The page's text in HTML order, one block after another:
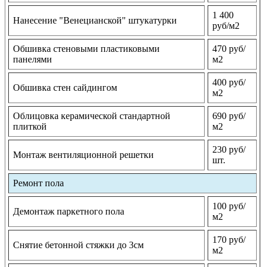
Нанесение "Венецианской" штукатурки
1 400
руб/м2
Обшивка стеновыми пластиковыми
панелями
470 руб/
м2
Обшивка стен сайдингом
400 руб/
м2
Облицовка керамической стандартной
плиткой
690 руб/
м2
Монтаж вентиляционной решетки
230 руб/
шт.
Ремонт пола
Демонтаж паркетного пола
100 руб/
м2
Снятие бетонной стяжки до 3см
170 руб/
м2